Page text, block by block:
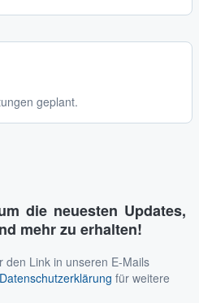
geplant.
die neuesten Updates,
mehr zu erhalten!
den Link in unseren E-Mails
Datenschutzerklärung für weitere